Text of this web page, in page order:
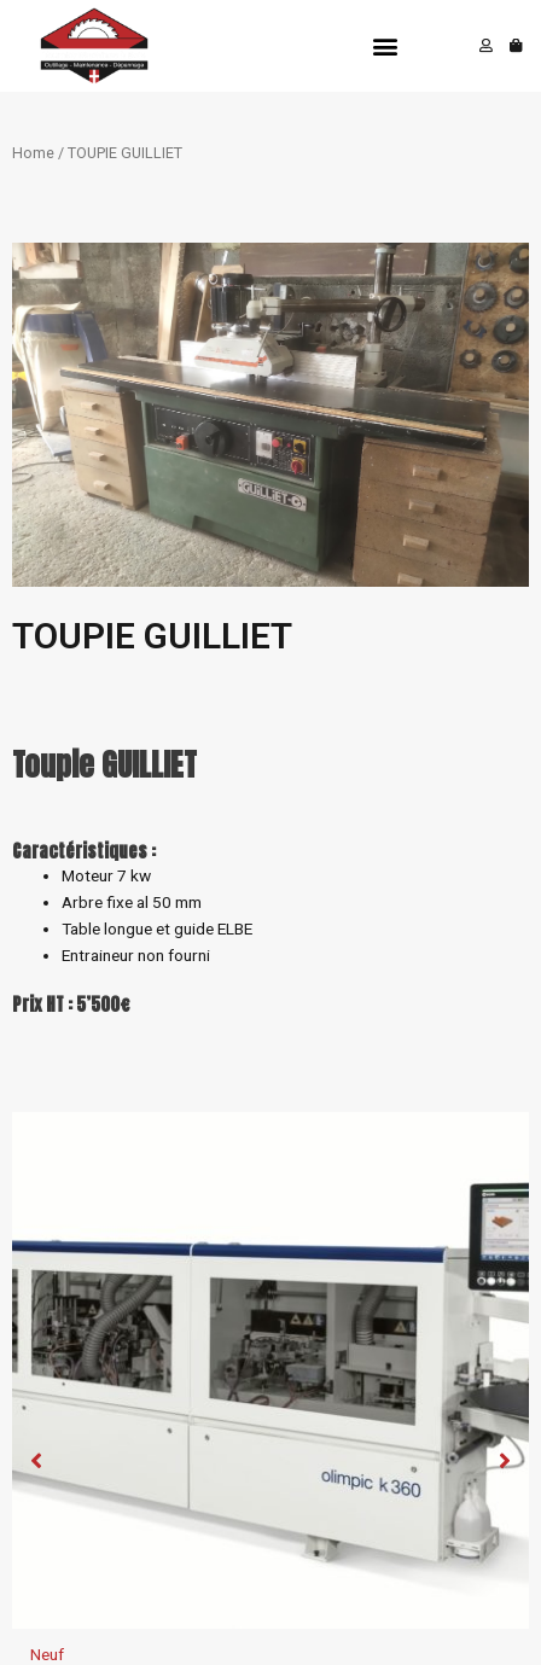
contenu
Menu
Home / TOUPIE GUILLIET
TOUPIE GUILLIET
Toupie GUILLIET
Caractéristiques :
Moteur 7 kw
Arbre fixe al 50 mm
Table longue et guide ELBE
Entraineur non fourni
Prix HT : 5’500€
Neuf